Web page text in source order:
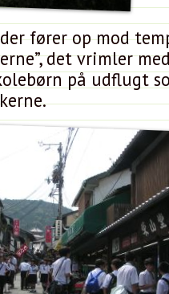
fører op mod
det vrimler
på udflugt